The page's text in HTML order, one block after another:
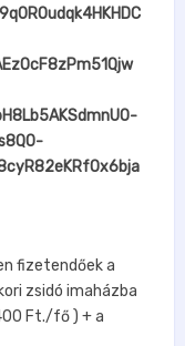
fizetendőek a
zsidó imaházba
Ft./fő ) + a